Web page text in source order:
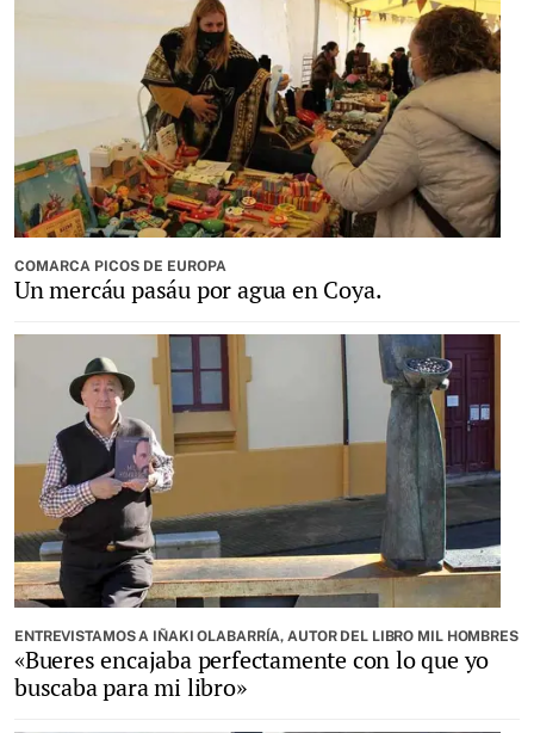
COMARCA PICOS DE EUROPA
Un mercáu pasáu por agua en Coya.
ENTREVISTAMOS A IÑAKI OLABARRÍA, AUTOR DEL LIBRO MIL HOMBRES
«Bueres encajaba perfectamente con lo que yo
buscaba para mi libro»